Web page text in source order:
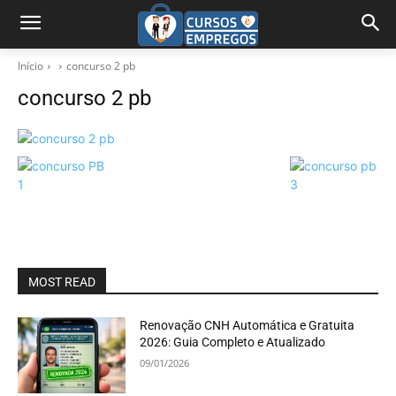
Início concurso 2 pb
concurso 2 pb
MOST READ
Renovação CNH Automática e Gratuita
2026: Guia Completo e Atualizado
09/01/2026